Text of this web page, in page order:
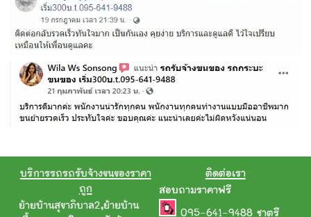
บริการรถรถรับจ้างขนของราคา
ถูก
ย้ายบ้านสุขาภิบาล2,ย้ายบ้าน
ติดต่อเรา
สอบถามราคาฟรี
095-641-9488 ชาตรี